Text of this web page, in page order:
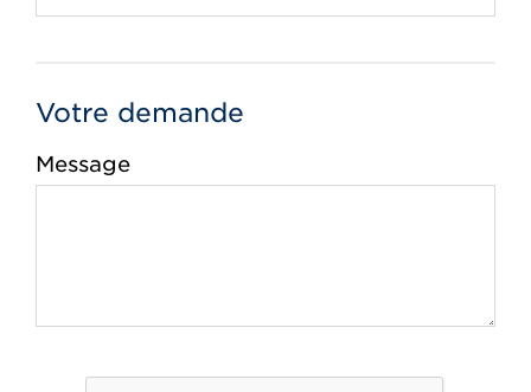
Votre demande
Message